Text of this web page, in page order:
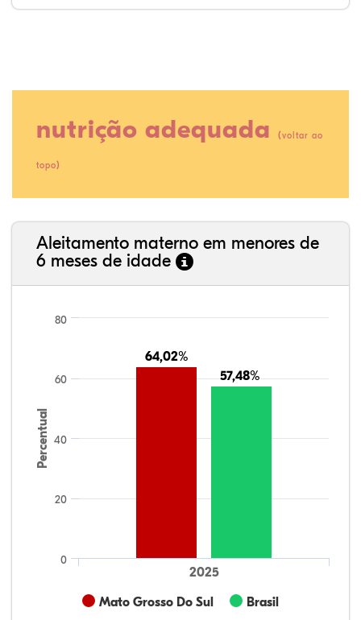
nutrição adequada (voltar ao
topo)
Aleitamento materno em menores de
6 meses de idade
Percentual
64,02%
64,02%
57,48%
57,48%
Mato Grosso Do Sul Brasil
2025
0
20
40
60
80